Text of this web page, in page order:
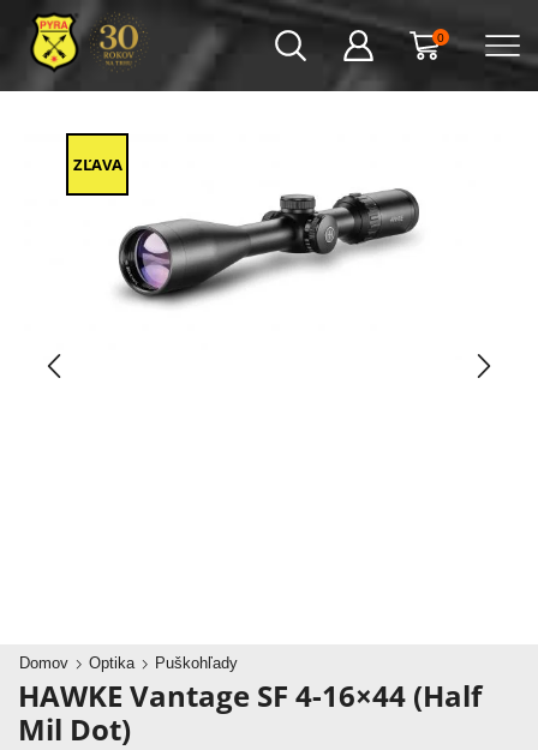
0
ZĽAVA
Domov Optika Puškohľady
HAWKE Vantage SF 4-16×44 (Half
Mil Dot)